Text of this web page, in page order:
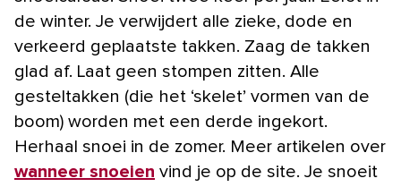
de winter. Je verwijdert alle zieke, dode en
verkeerd geplaatste takken. Zaag de takken
glad af. Laat geen stompen zitten. Alle
gesteltakken (die het ‘skelet’ vormen van de
boom) worden met een derde ingekort.
Herhaal snoei in de zomer. Meer artikelen over
wanneer snoeien vind je op de site. Je snoeit